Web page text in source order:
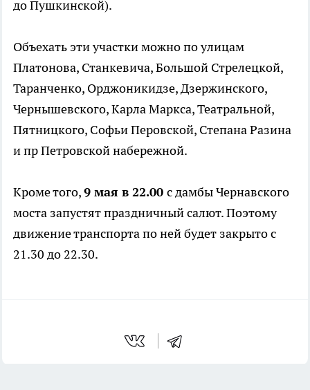
до Пушкинской).
Объехать эти участки можно по улицам
Платонова, Станкевича, Большой Стрелецкой,
Таранченко, Орджоникидзе, Дзержинского,
Чернышевского, Карла Маркса, Театральной,
Пятницкого, Софьи Перовской, Степана Разина
и пр Петровской набережной.
Кроме того,9 мая в 22.00 с дамбы Чернавского
моста запустят праздничный салют. Поэтому
движение транспорта по ней будет закрыто с
21.30 до 22.30.